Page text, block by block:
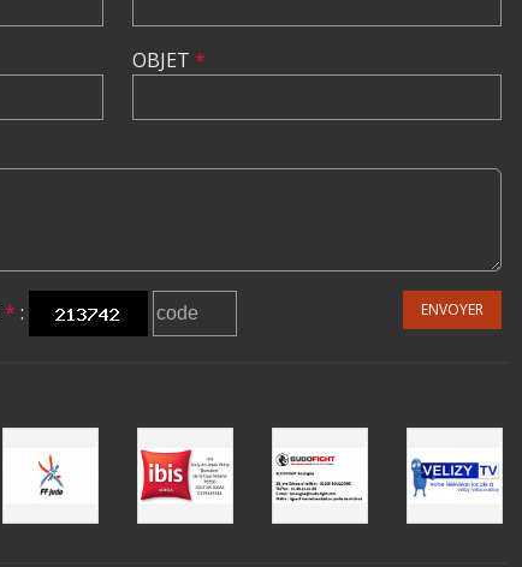
OBJET *
* : ENVOYER